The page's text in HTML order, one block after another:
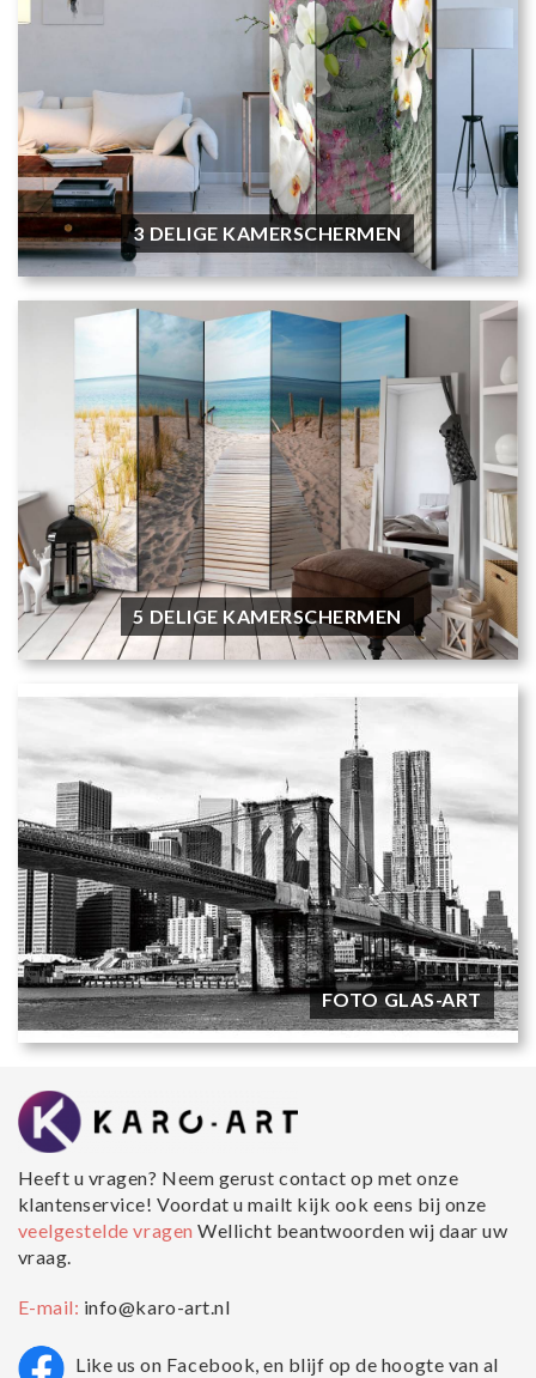
3 DELIGE KAMERSCHERMEN
5 DELIGE KAMERSCHERMEN
FOTO GLAS-ART
Heeft u vragen? Neem gerust contact op met onze
klantenservice! Voordat u mailt kijk ook eens bij onze
veelgestelde vragenWellicht beantwoorden wij daar uw
vraag.
E-mail: info@karo-art.nl
Like us on Facebook, en blijf op de hoogte van al